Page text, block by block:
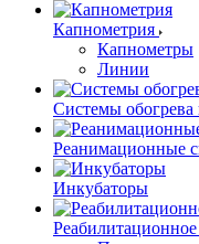
Капнометрия
Капнометры
Линии
Системы обогрева
Реанимационные
Инкубаторы